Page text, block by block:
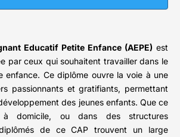
Educatif Petite Enfance (AEPE) est
par ceux qui souhaitent travailler dans le
enfance. Ce diplôme ouvre la voie à une
passionnants et gratifiants, permettant
des jeunes enfants. Que ce
domicile, ou dans des structures
de ce CAP trouvent un large